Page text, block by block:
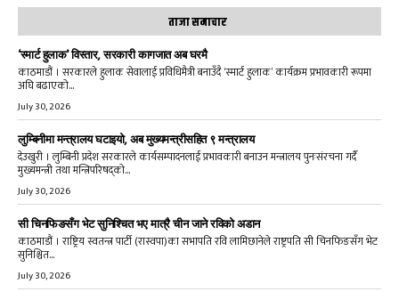
ताजा समाचार
‘स्मार्ट हुलाक’ विस्तार, सरकारी कागजात अब घरमै
काठमाडौं । सरकारले हुलाक सेवालाई प्रविधिमैत्री बनाउँदै ‘स्मार्ट हुलाक’ कार्यक्रम प्रभावकारी रूपमा
अघि बढाएको...
July 30, 2026
लुम्बिनीमा मन्त्रालय घटाइयो, अब मुख्यमन्त्रीसहित ९ मन्त्रालय
देउखुरी । लुम्बिनी प्रदेश सरकारले कार्यसम्पादनलाई प्रभावकारी बनाउन मन्त्रालय पुनःसंरचना गर्दै
मुख्यमन्त्री तथा मन्त्रिपरिषद्को...
July 30, 2026
सी चिनफिङसँग भेट सुनिश्चित भए मात्रै चीन जाने रविको अडान
काठमाडौं । राष्ट्रिय स्वतन्त्र पार्टी (रास्वपा)का सभापति रवि लामिछानेले राष्ट्रपति सी चिनफिङसँग भेट
सुनिश्चित...
July 30, 2026